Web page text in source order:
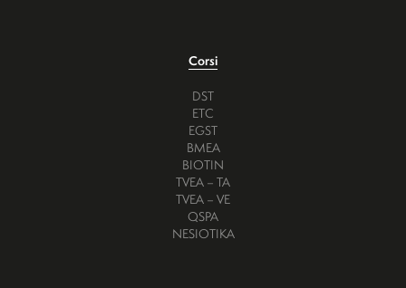
Corsi
DST
ETC
EGST
BMEA
BIOTIN
TVEA – TA
TVEA – VE
QSPA
NESIOTIKA